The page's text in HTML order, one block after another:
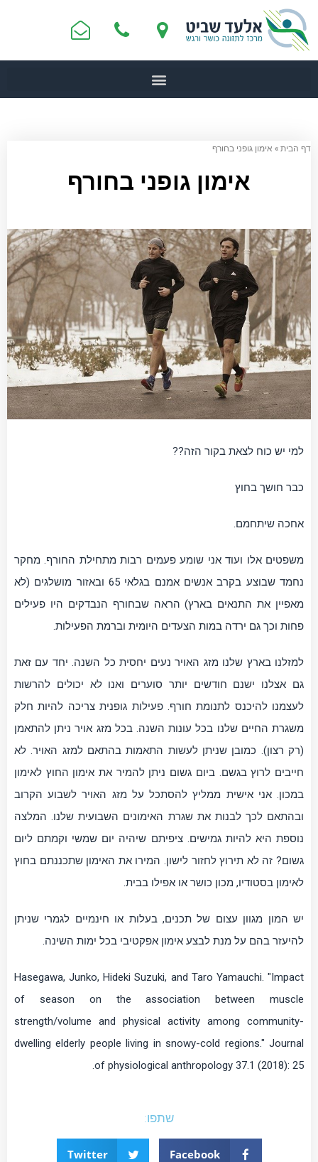
דף הבית» אימון גופני בחורף
אימון גופני בחורף
למי יש כוח לצאת בקור הזה??
כבר חושך בחוץ
אחכה שיתחמם.
משפטים אלו ועוד אני שומע פעמים רבות מתחילת החורף. מחקר
נחמד שבוצע בקרב אנשים אמנם בגלאי 65 ובאזור מושלגים (לא
מאפיין את התנאים בארץ) הראה שבחורף הנבדקים היו פעילים
פחות וכך גם ירדה במות הצעדים היומית וברמת הפעילות.
למזלנו בארץ שלנו מזג האויר נעים יחסית כל השנה. יחד עם זאת
גם אצלנו ישנם חודשים יותר סוערים ואנו לא יכולים להרשות
לעצמנו להיכנס לתנומת חורף. פעילות גופנית צריכה להיות חלק
משגרת החיים שלנו בכל עונות השנה. בכל מזג אויר ניתן להתאמן
(רק רצון). כמובן שניתן לעשות התאמות בהתאם למזג האויר. לא
חייבים לרוץ בגשם. ביום גשום ניתן להמיר את אימון החוץ לאימון
במכון. אני אישית ממליץ להסתכל על מזג האויר לשבוע הקרוב
ובהתאם לכך לבנות את שגרת האימונים השבועית שלנו. המלצה
נוספת היא להיות גמישים. ציפיתם שיהיה יום שמשי וקמתם ליום
גשום? זה לא תירוץ לחזור לישון. המירו את האימון שתכננתם בחוץ
לאימון בסטודיו, מכון כושר או אפילו בבית.
יש המון מגוון עצום של תכנים, בעלות או חינמיים לגמרי שניתן
להיעזר בהם על מנת לבצע אימון אפקטיבי בכל ימות השינה.
Hasegawa, Junko, Hideki Suzuki, and Taro Yamauchi. "Impact
of season on the association between muscle
strength/volume and physical activity among community-
dwelling elderly people living in snowy-cold regions." Journal
of physiological anthropology 37.1 (2018): 25.
שתפו:
Facebook
Twitter